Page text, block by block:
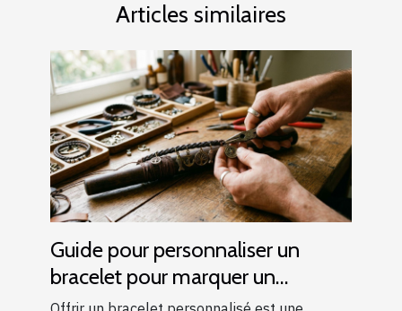
Articles similaires
Guide pour personnaliser un
bracelet pour marquer un
événement spécial